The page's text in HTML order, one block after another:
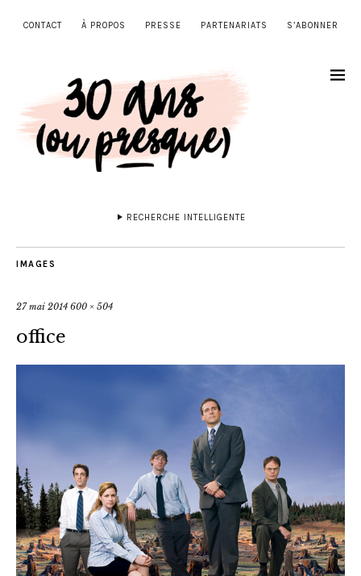
CONTACT À PROPOS PRESSE PARTENARIATS S’ABONNER
RECHERCHE INTELLIGENTE
IMAGES
27 mai 2014 600 × 504
office